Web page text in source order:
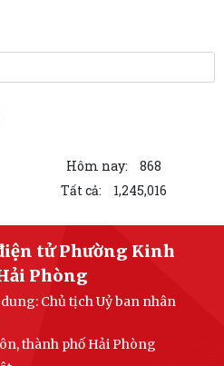
Hôm nay:
868
Tất cả: 1,245,016
tử Phường Kinh
Phòng
Chủ tịch Uỷ ban nhân
thành phố Hải Phòng